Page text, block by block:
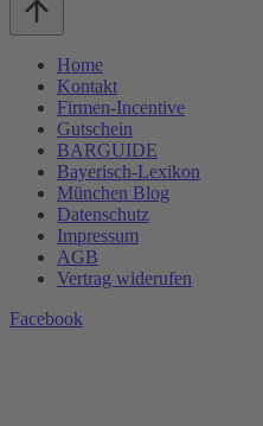
Home
Kontakt
Firmen-Incentive
Gutschein
BARGUIDE
Bayerisch-Lexikon
München Blog
Datenschutz­
Impressum
AGB
Vertrag widerufen
Facebook